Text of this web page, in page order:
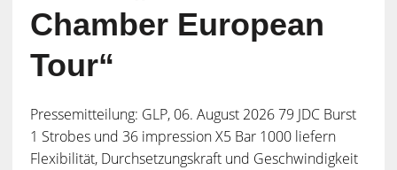
Chamber European
Tour“
Pressemitteilung: GLP, 06. August 2026 79 JDC Burst
1 Strobes und 36 impression X5 Bar 1000 liefern
Flexibilität, Durchsetzungskraft und Geschwindigkeit